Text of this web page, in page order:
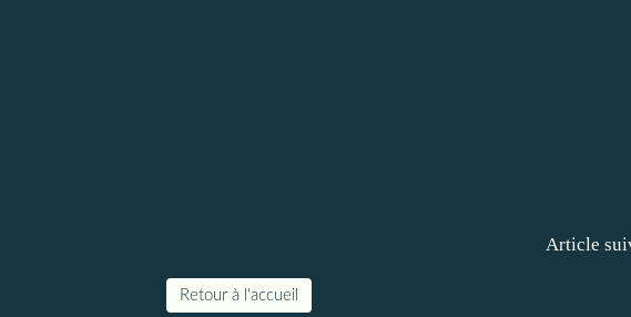
Article
Retour à l'accueil